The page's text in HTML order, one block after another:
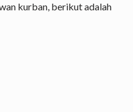
kurban, berikut adalah